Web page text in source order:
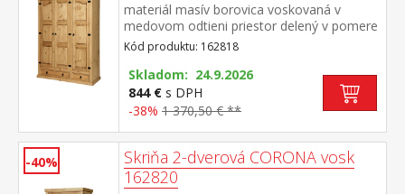
materiál masív borovica voskovaná v
medovom odtieni priestor delený v pomere
2:1 širšia časť šatníková tyč a polica, užšia
časť 3 police v spodnej časti 1 veľká a 1
malá zásuvka, kovové ozdobné
úchytky odporúčaný nadstavec CORONA
16952 súčasť zostavy Corona
Kód produktu: 162818
Skladom: 24.9.2026
844 € s DPH
-38% 1 370,50 € **
-40%
Skriňa 2-dverová CORONA vosk
162820